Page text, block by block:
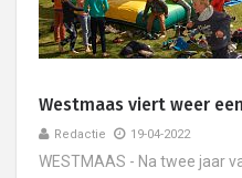
Westmaas viert weer
Redactie 19-04-2022
WESTMAAS - Na twee jaar